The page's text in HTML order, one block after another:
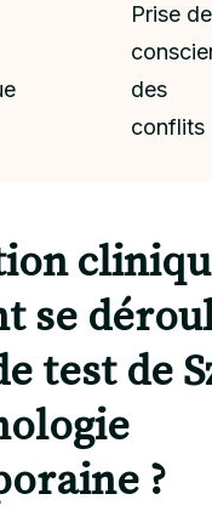
Prise de
des
conflits
se
test de
?